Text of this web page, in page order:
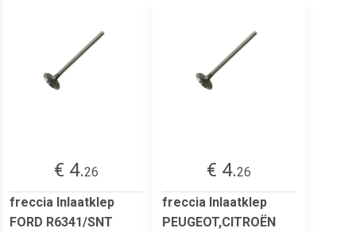
€ 4.26
freccia Inlaatklep
FORD R6341/SNT
€ 4.26
freccia Inlaatklep
PEUGEOT,CITROËN